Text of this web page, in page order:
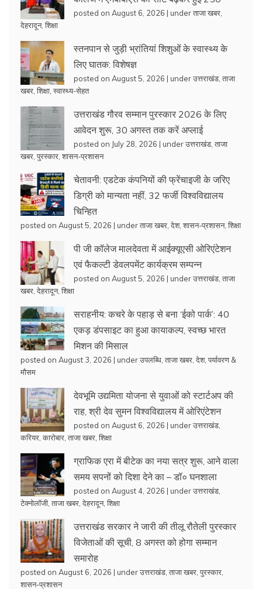
posted on August 6, 2026 | underताजा खबर
देहरादून, शिक्षा
स्तनपान से जुड़ी भ्रांतियां शिशुओं के स्वास्थ्य के
लिए घातक: विशेषज्ञ
posted on August 5, 2026 | underउत्तराखंड ताजा
खबर शिक्षा स्वास्थ्य-सेहत
उत्तराखंड गौरव सम्मान पुरस्कार 2026 के लिए
आवेदन शुरू, 30 अगस्त तक करें अप्लाई
posted on July 28, 2026 | underउत्तराखंड ताजा
खबर पुरस्कार शासन-प्रशासन
चेतावनी: एडटेक कंपनियों की फ्रेंचाइजी के जरिए
डिग्री को मान्यता नहीं, 32 फर्जी विश्वविद्यालय
चिन्हित
posted on August 5, 2026 | underताजा खबर देश, शासन-प्रशासन, शिक्षा
पी जी कॉलेज मालदेवता में आईक्यूएसी ओरिएंटेशन
एवं फैकल्टी डेवलपमेंट कार्यक्रम सम्पन्न
posted on August 5, 2026 | underउत्तराखंड ताजा
खबर देहरादून, शिक्षा
सराहनीय: कचरे के पहाड़ से बना ‘ईको पार्क’: 40
एकड़ डंपसाइट का हुआ कायाकल्प, स्वच्छ भारत
मिशन की मिसाल
posted on August 3, 2026 | underउपलब्धि ताजा खबर देश, पर्यावरण &
मौसम
देवभूमि उद्यमिता योजना से युवाओं को स्टार्टअप की
राह, श्री देव सुमन विश्वविद्यालय में ओरिएंटेशन
posted on August 6, 2026 | underउत्तराखंड
करियर कारोबार ताजा खबर शिक्षा
ग्राफिक एरा में बीटेक का नया सत्र शुरू, आने वाला
समय सपनों को दिशा देने का – डॉ० घनशाला
posted on August 4, 2026 | underउत्तराखंड
टेक्नोलॉजी ताजा खबर देहरादून, शिक्षा
उत्तराखंड सरकार ने जारी की तीलू रौतेली पुरस्कार
विजेताओं की सूची, 8 अगस्त को होगा सम्मान
समारोह
posted on August 6, 2026 | underउत्तराखंड ताजा खबर पुरस्कार
शासन-प्रशासन